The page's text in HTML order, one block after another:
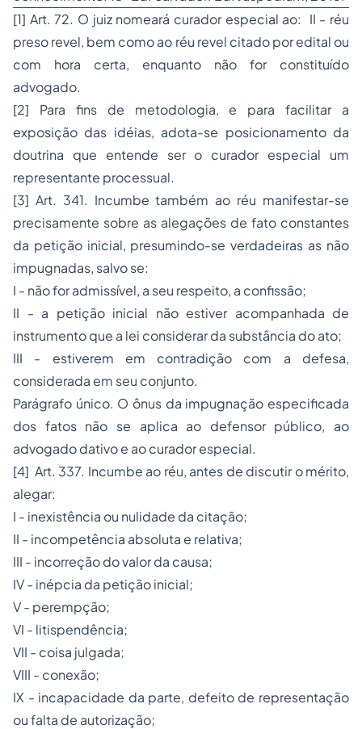
[1] Art. 72. O juiz nomeará curador especial ao: II - réu
preso revel, bem como ao réu revel citado por edital ou
com hora certa, enquanto não for constituído
advogado.
[2] Para fins de metodologia, e para facilitar a
exposição das idéias, adota-se posicionamento da
doutrina que entende ser o curador especial um
representante processual.
[3] Art. 341. Incumbe também ao réu manifestar-se
precisamente sobre as alegações de fato constantes
da petição inicial, presumindo-se verdadeiras as não
impugnadas, salvo se:
I - não for admissível, a seu respeito, a confissão;
II - a petição inicial não estiver acompanhada de
instrumento que a lei considerar da substância do ato;
III - estiverem em contradição com a defesa,
considerada em seu conjunto.
Parágrafo único. O ônus da impugnação especificada
dos fatos não se aplica ao defensor público, ao
advogado dativo e ao curador especial.
[4] Art. 337. Incumbe ao réu, antes de discutir o mérito,
alegar:
I - inexistência ou nulidade da citação;
II - incompetência absoluta e relativa;
III - incorreção do valor da causa;
IV - inépcia da petição inicial;
V - perempção;
VI - litispendência;
VII - coisa julgada;
VIII - conexão;
IX - incapacidade da parte, defeito de representação
ou falta de autorização;